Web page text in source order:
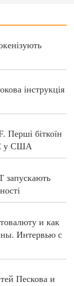
інструкція
Перші біткоїн
у США
запускають
и как
Интервью с
Пескова и